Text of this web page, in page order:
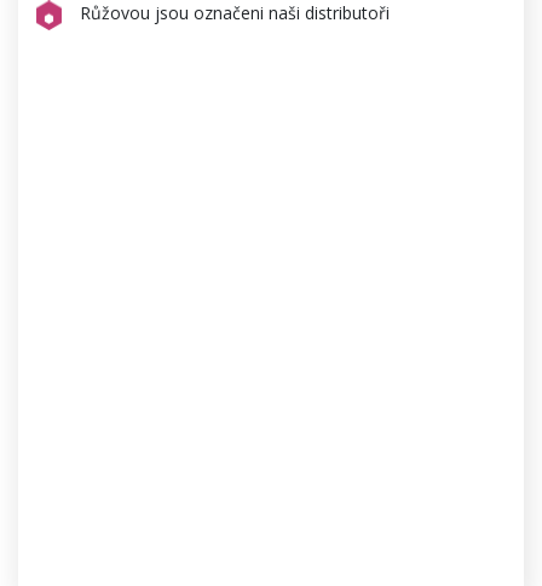
Růžovou jsou označeni naši distributoři